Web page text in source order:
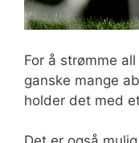
For å strømme
ganske mange
holder det med